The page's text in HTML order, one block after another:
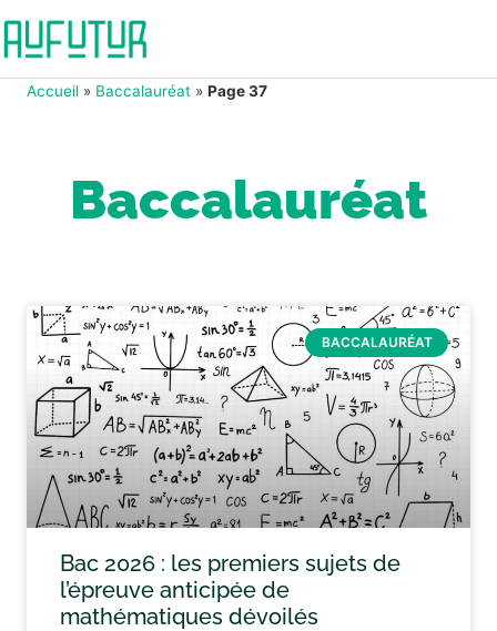
Accueil » Baccalauréat » Page 37
Baccalauréat
BACCALAURÉAT
Bac 2026 : les premiers sujets de
l’épreuve anticipée de
mathématiques dévoilés